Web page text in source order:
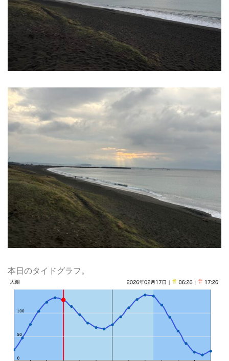
本日のタイドグラフ。